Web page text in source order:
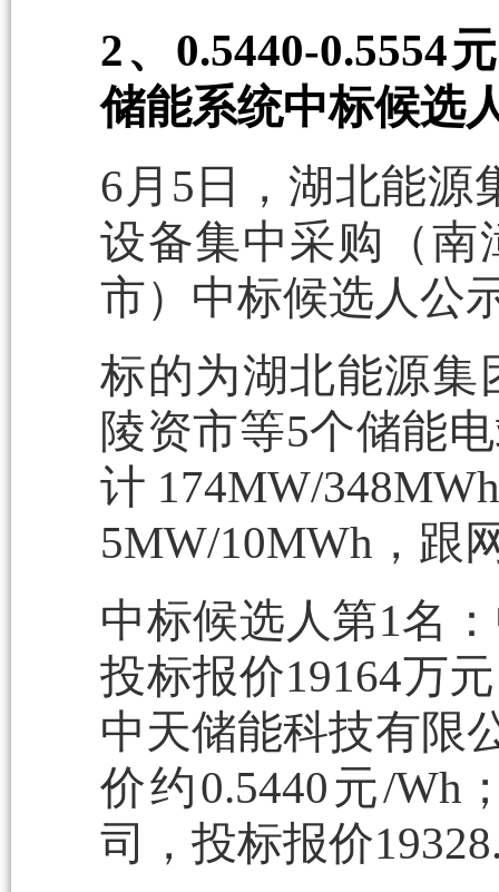
2、0.5440-0.5554
储能系统中标候选
6月5日，湖北能源
设备集中采购（南
市）中标候选人公
标的为湖北能源集
陵资市等5个储能
计174MW/
5MW/10MWh，跟
中标候选人第1名
投标报价19164万
中天储能科技有限
价约0.5440元/
司，投标报价